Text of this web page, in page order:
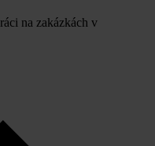
na zakázkách v